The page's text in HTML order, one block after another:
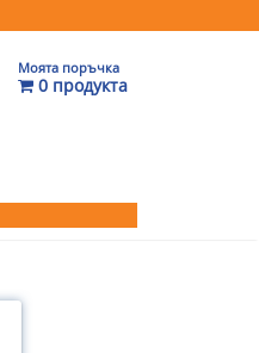
Моята поръчка
0 продукта